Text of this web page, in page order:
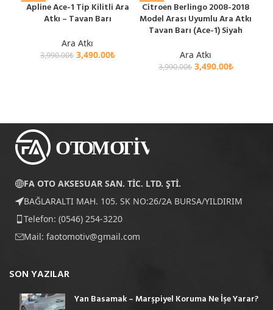
Apline Ace-1 Tip Kilitli Ara
Atkı – Tavan Barı
Ara Atkı
3,990.00₺ 3,490.00₺
Citroen Berlingo 2008-2018
Model Arası Uyumlu Ara Atkı
Tavan Barı (Ace-1) Siyah
Ara Atkı
3,990.00₺ 3,490.00₺
FA OTO AKSESUAR SAN. TİC. LTD. ŞTİ.
BAĞLARALTI MAH. 105. SK NO:26/2A BURSA/YILDIRIM
Telefon: (0546) 254-3220
Mail: faotomotiv@gmail.com
SON YAZILAR
Yan Basamak – Marşpiyel Koruma Ne İşe Yarar?